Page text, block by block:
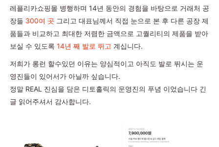
레플리카쇼핑몰 병행하며 14년 동안의 경험을 바탕으로 거래처 공
장들 300여 곳 그리고 대표님께서 직접 눈으로 본 후 다른 공장 제
품들과 비교하고 최대한 저렴한 금액으로 고퀄리티의 제품을 받아
보실 수 있도록 14년 째 발로 뛰고 계십니다.
저희가 롱런 할수있던 이유는 양심적이고 아직도 발로 뛰시는 운
영진들이 있어서가 아닐까 싶습니다.
정말 REAL 진심을 담은 디토홀릭의 운영진의 푸념 이었습니다 긴
글 읽어주셔서 감사합니다.